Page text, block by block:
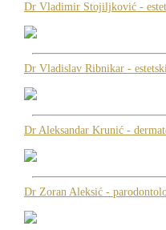
Dr Vladimir Stojiljković -
Dr Vladislav Ribnikar -
Dr Aleksandar Krunić -
Dr Zoran Aleksić -